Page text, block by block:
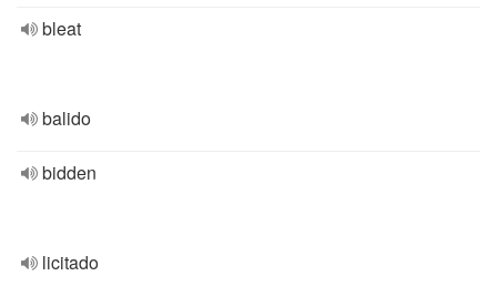
bleat
balido
bidden
licitado